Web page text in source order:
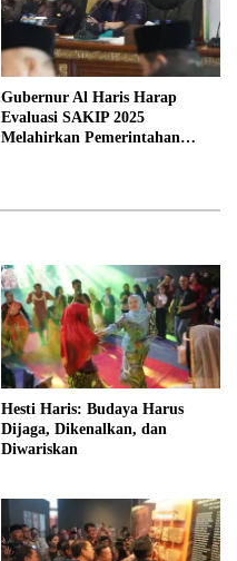
Gubernur Al Haris Harap
Evaluasi SAKIP 2025
Melahirkan Pemerintahan
Hesti Haris: Budaya Harus
Dijaga, Dikenalkan, dan
Diwariskan